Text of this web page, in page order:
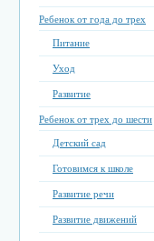
Ребенок от года до трех
Питание
Уход
Развитие
Ребенок от трех до шести
Детский сад
Готовимся к школе
Развитие речи
Развитие движений